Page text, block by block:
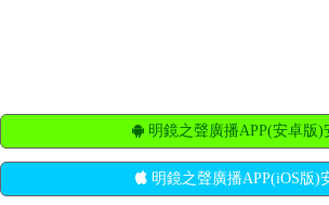
明鏡之聲廣播APP(安卓版)
明鏡之聲廣播APP(iOS版)